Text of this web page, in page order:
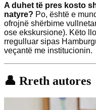
A duhet të pres kosto
natyre? Po, është e
ofrojnë shërbime
ose ekskursione). Këto
rregulluar sipas
veçantë me institucionin.
👤 Rreth autores